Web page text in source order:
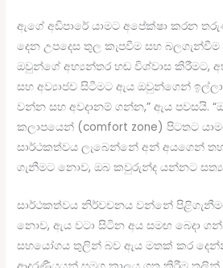
ඇගේ අඩිපාරේ යාමට අපේක්ෂා කරන
දෙන උපදෙස තුල කැපවීම සහ
ඔවුන්ගේ අභ්‍යන්තර හඬ විශ්වාස කිරීමට,
සහ අව්‍යාජව සිටීමට ඇය ඔවුන්ගෙන්
වන්න සහ අවදානම් ගන්න,” ඇය පවසයි.
කලාපයෙන් (comfort zone) පිටතට
සාර්ථකත්වය ලැබෙන්නේ අන් අයගෙන්
ගැනීමට නොව, ඔබ කවුරුන්ද යන්නට
සාර්ථකත්වය නිර්වචනය වන්නේ
නොව, ඇය වටා සිටින අය සමඟ බෙදා
සහයෝගය තුලින් බව ඇය මතක් කර